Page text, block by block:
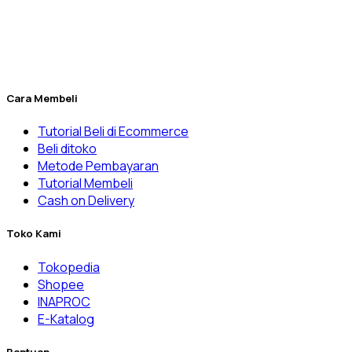
Cara Membeli
Tutorial Beli di Ecommerce
Beli ditoko
Metode Pembayaran
Tutorial Membeli
Cash on Delivery
Toko Kami
Tokopedia
Shopee
INAPROC
E-Katalog